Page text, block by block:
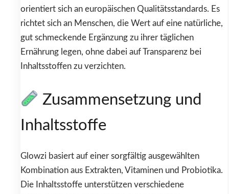
orientiert sich an europäischen Qualitätsstandards. Es
richtet sich an Menschen, die Wert auf eine natürliche,
gut schmeckende Ergänzung zu ihrer täglichen
Ernährung legen, ohne dabei auf Transparenz bei
Inhaltsstoffen zu verzichten.
Zusammensetzung und
Inhaltsstoffe
Glowzi basiert auf einer sorgfältig ausgewählten
Kombination aus Extrakten, Vitaminen und Probiotika.
Die Inhaltsstoffe unterstützen verschiedene